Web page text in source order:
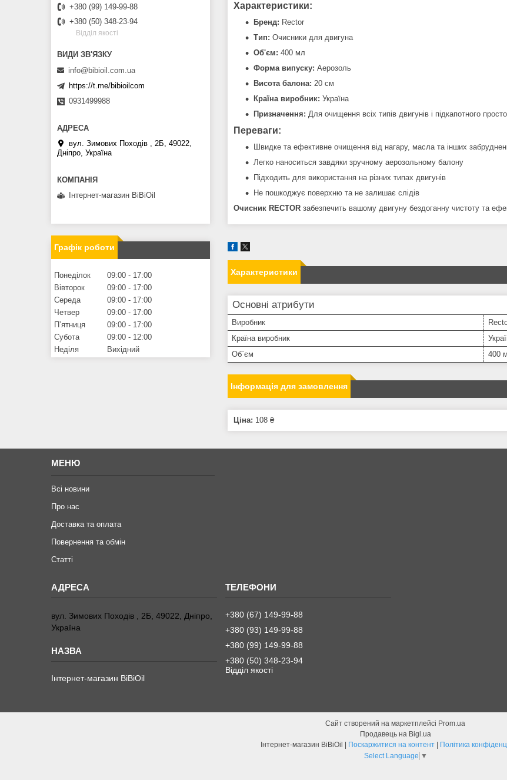
Характеристики:
Бренд: Rector
Тип: Очисники для двигуна
Об'єм: 400 мл
Форма випуску: Аерозоль
Висота балона: 20 см
Країна виробник: Україна
Призначення: Для очищення всіх типів двигунів і підкапотного
Переваги:
Швидке та ефективне очищення від нагару, масла та інших
Легко наноситься завдяки зручному аерозольному балону
Підходить для використання на різних типах двигунів
Не пошкоджує поверхню та не залишає слідів
Очисник RECTOR забезпечить вашому двигуну бездоганну чистоту та
Характеристики
Основні атрибути
Виробник
Країна виробник
Об`єм
400
Інформація для замовлення
Ціна: 108 ₴
+380 (99) 149-99-88
+380 (50) 348-23-94
Вiддiл якостi
info@bibioil.com.ua
https://t.me/bibioilcom
0931499988
вул. Зимових Походiв , 2Б, 49022,
Дніпро, Україна
Інтернет-магазин BiBiOil
Графік роботи
Понеділок 09:00
17:00
Вівторок
09:00
17:00
Середа
09:00
17:00
Четвер
09:00
17:00
Пʼятниця
09:00
17:00
Субота
09:00
12:00
Неділя
Вихідний
МЕНЮ
Всі новини
Про нас
Доставка та оплата
Повернення та обмiн
Статтi
вул. Зимових Походiв , 2Б, 49022, Дніпро,
Україна
Інтернет-магазин BiBiOil
+380 (67) 149-99-88
+380 (93) 149-99-88
+380 (99) 149-99-88
+380 (50) 348-23-94
Вiддiл якостi
Сайт створений на маркетплейсі Prom.ua
Продавець на Bigl.ua
Поскаржитися на контент
Політика
Select Language ▼